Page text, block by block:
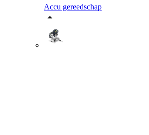
Accu gereedschap